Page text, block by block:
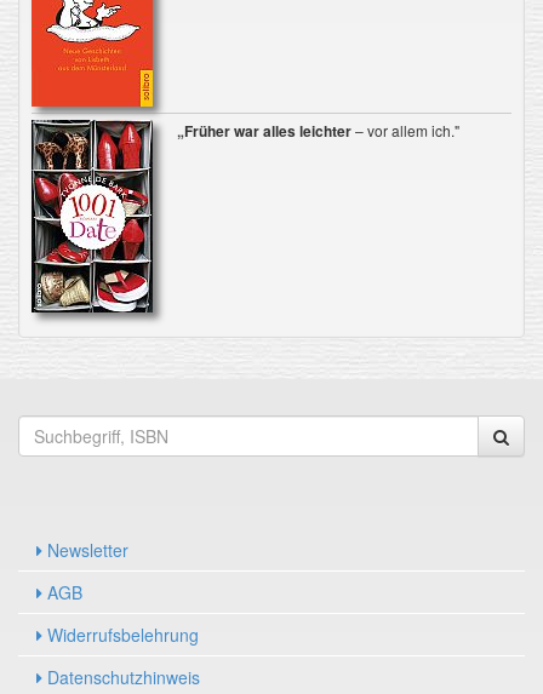
„Früher war alles leichter– vor allem ich."
Newsletter
AGB
Widerrufsbelehrung
Datenschutzhinweis